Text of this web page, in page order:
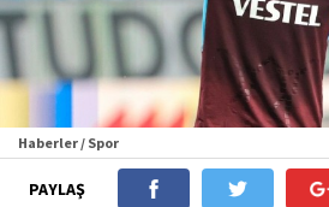
Haberler / Spor
PAYLAŞ